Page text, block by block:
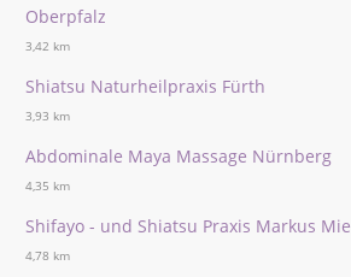
Oberpfalz
3,42 km
Shiatsu Naturheilpraxis Fürth
3,93 km
Abdominale Maya Massage Nürnberg
4,35 km
Shifayo - und Shiatsu Praxis Markus
4,78 km